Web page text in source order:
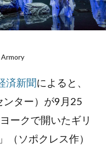
済新聞によると、
ンター）が9月25
ークで開いたギリ
（ソポクレス作）